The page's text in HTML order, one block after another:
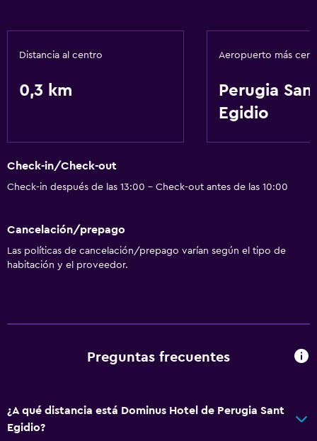
Distancia al centro
0,3 km
Aeropuerto más
Perugia
Egidio
Check-in/Check-out
Check-in después de las 13:00 - Check-out antes de las 10:00
Cancelación/prepago
Las políticas de cancelación/prepago varían según el tipo de
habitación y el proveedor.
Preguntas frecuentes
¿A qué distancia está Dominus Hotel de Perugia Sant
Egidio?